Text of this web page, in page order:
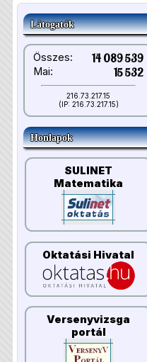
Látogatók
Összes: 14 089 539
Mai: 15 532
216.73.217.15
(IP: 216.73.217.15)
Honlapok
SULINET
Matematika
Oktatási Hivatal
Versenyvizsga
portál